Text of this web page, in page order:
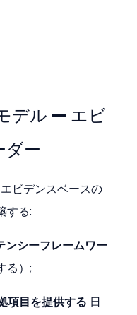
デル — エビ
ダー
ビデンスベースの
する:
ンシーフレームワー
る）;
項目を提供する 日